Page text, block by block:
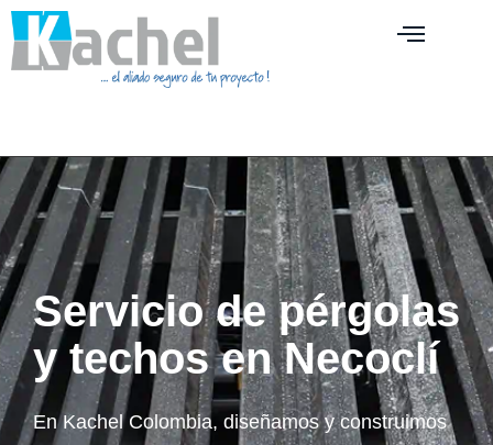
Servicio de pérgolas
y techos en Necoclí
En Kachel Colombia, diseñamos y construimos